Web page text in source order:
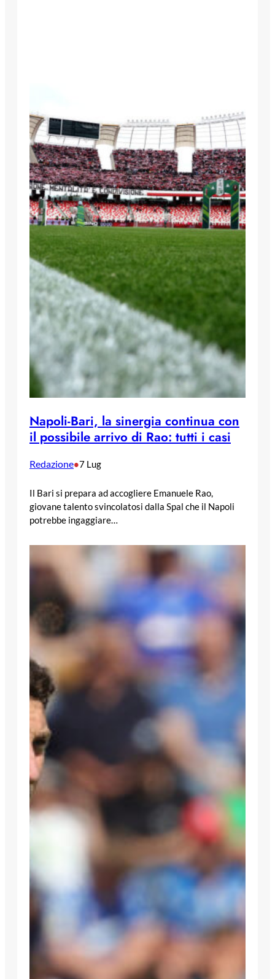
Napoli-Bari, la sinergia continua con
il possibile arrivo di Rao: tutti i casi
Redazione•7 Lug
Il Bari si prepara ad accogliere Emanuele Rao,
giovane talento svincolatosi dalla Spal che il Napoli
potrebbe ingaggiare…